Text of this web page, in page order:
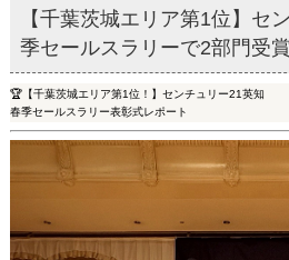
【千葉茨城エリア第1位】
季セールスラリーで2部門受賞
🏆【千葉茨城エリア第1位！】センチュリー21英知
春季セールスラリー表彰式レポート